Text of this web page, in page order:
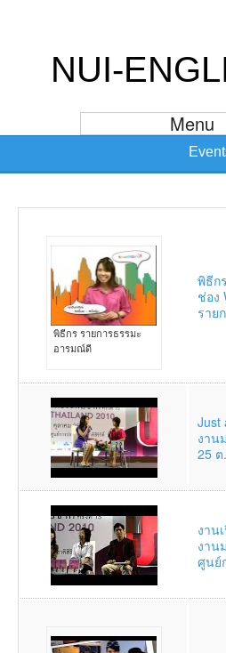
NUI-
Menu
พิธีกร รายการธรรมะ
อารมณ์ดี
พิธีก
ช่อง
ราย
Just
งาน
25
งาน
งาน
ศูนย์